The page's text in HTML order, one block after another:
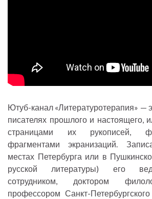
Ютуб-канал «Литературотерапия» —
писателях прошлого и настоящего,
страницами их рукописей,
фрагментами экранизаций.
местах Петербурга или в
русской литературы) его
сотрудником, доктором
профессором Санкт-Петербургского